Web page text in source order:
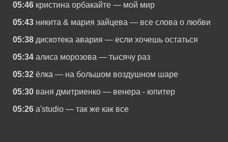
05:46 кристина орбакайте — мой мир
05:43 никита & мария зайцева — все слова о любви
05:38 дискотека авария — если хочешь остаться
05:34 алиса морозова — тысячу раз
05:32 ёлка — на большом воздушном шаре
05:30 ваня дмитриенко — венера - юпитер
05:26 a'studio — так же как все